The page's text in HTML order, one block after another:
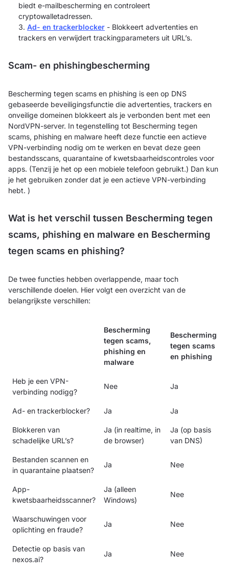
biedt e-mailbescherming en controleert
cryptowalletadressen.
Ad- en trackerblocker - Blokkeert advertenties en
trackers en verwijdert trackingparameters uit URL’s.
Scam- en phishingbescherming
Bescherming tegen scams en phishing is een op DNS
gebaseerde beveiligingsfunctie die advertenties, trackers en
onveilige domeinen blokkeert als je verbonden bent met een
NordVPN-server. In tegenstelling tot Bescherming tegen
scams, phishing en malware heeft deze functie een actieve
VPN-verbinding nodig om te werken en bevat deze geen
bestandsscans, quarantaine of kwetsbaarheidscontroles voor
apps. (Tenzij je het op een mobiele telefoon gebruikt.) Dan kun
je het gebruiken zonder dat je een actieve VPN-verbinding
hebt. )
Wat is het verschil tussen Bescherming tegen
scams, phishing en malware en Bescherming
tegen scams en phishing?
De twee functies hebben overlappende, maar toch
verschillende doelen. Hier volgt een overzicht van de
belangrijkste verschillen:
Bescherming
tegen scams,
phishing en
malware
Bescherming
tegen scams
en phishing
Heb je een VPN-
verbinding nodigg?
Nee Ja
Ad- en trackerblocker? Ja Ja
Blokkeren van
schadelijke URL’s?
Ja (in realtime, in
de browser)
Ja (op basis
van DNS)
Bestanden scannen en
in quarantaine plaatsen?
Ja Nee
App-
kwetsbaarheidsscanner?
Ja (alleen
Windows)
Nee
Waarschuwingen voor
oplichting en fraude?
Ja Nee
Detectie op basis van
nexos.ai?
Ja Nee